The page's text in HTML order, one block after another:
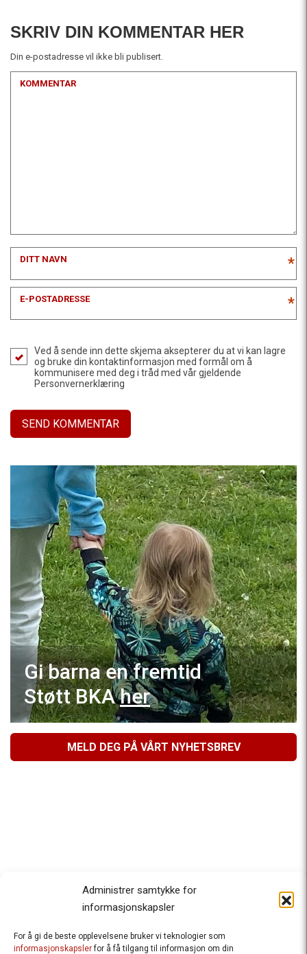
Administrer samtykke for
informasjonskapsler
For å gi de beste opplevelsene bruker vi teknologier som
informasjonskapslerfor å få tilgang til informasjon om din
SKRIV DIN KOMMENTAR HER
Din e-postadresse vil ikke bli publisert.
KOMMENTAR
DITT NAVN *
E-POSTADRESSE *
Ved å sende inn dette skjema aksepterer du at vi kan lagre
og bruke din kontaktinformasjon med formål om å
kommunisere med deg i tråd med vår gjeldende
Personvernerklæring
Gi barna en fremtid
Støtt BKAher
MELD DEG PÅ VÅRT NYHETSBREV
Besteforeldrenes klimaaksjon